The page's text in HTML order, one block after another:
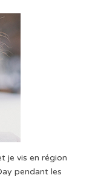
je vis en région
pendant les